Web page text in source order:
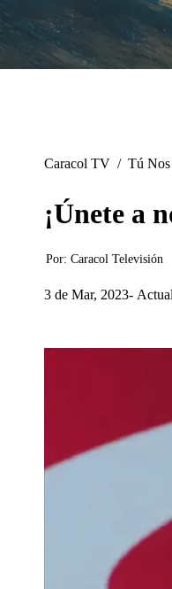
Caracol TV / Tú Nos
¡Únete a
Por: Caracol Televisión
3 de Mar, 2023